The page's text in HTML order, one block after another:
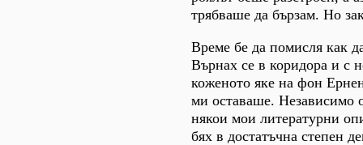
трябваше да бързам. Но
Време бе да помисля как
Върнах се в коридора и с
коженото яке на фон
ми оставаше. Независимо
някои мои литературни
бях в достатъчна степен